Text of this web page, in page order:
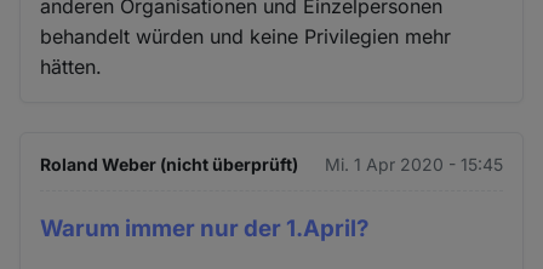
anderen Organisationen und Einzelpersonen
behandelt würden und keine Privilegien mehr
hätten.
Roland Weber (nicht überprüft) Mi. 1 Apr 2020 - 15:45
Warum immer nur der 1.April?